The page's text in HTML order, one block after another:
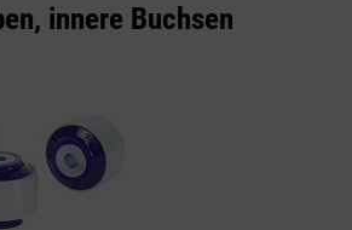
innere Buchsen